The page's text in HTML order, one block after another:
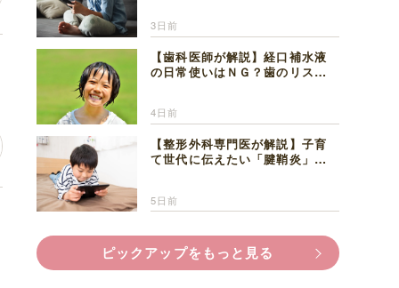
3日前
【歯科医師が解説】経口補水液
の日常使いはＮＧ？歯のリスク
4日前
【整形外科専門医が解説】子育
て世代に伝えたい「腱鞘炎」の
5日前
ピックアップをもっと見る